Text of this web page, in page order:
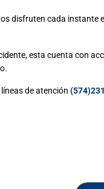
disfruten cada instante
esta cuenta con
de atención